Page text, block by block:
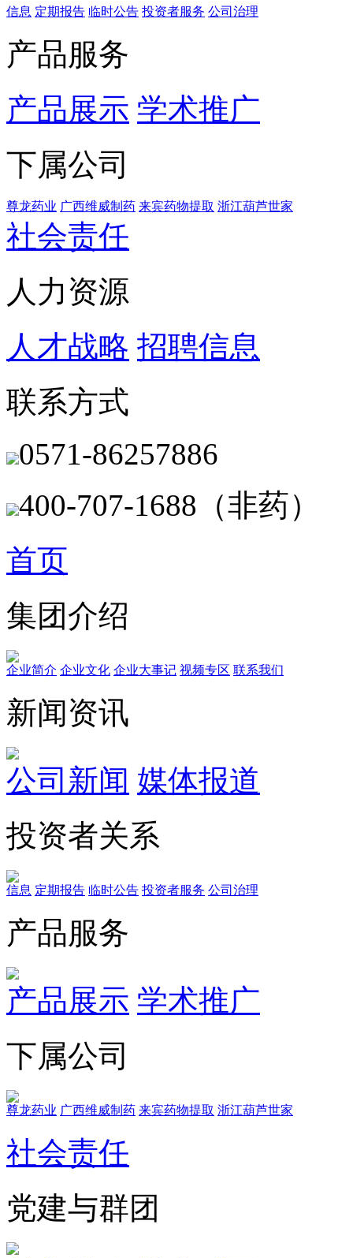
信息 定期报告 临时公告 投资者服务 公司治理
产品服务
产品展示 学术推广
下属公司
尊龙药业 广西维威制药 来宾药物提取 浙江葫芦世家
社会责任
人力资源
人才战略 招聘信息
联系方式
0571-86257886
400-707-1688（非药）
首页
集团介绍
企业简介 企业文化 企业⼤事记 视频专区 联系我们
新闻资讯
公司新闻 媒体报道
投资者关系
信息 定期报告 临时公告 投资者服务 公司治理
产品服务
产品展示 学术推广
下属公司
尊龙药业 广西维威制药 来宾药物提取 浙江葫芦世家
社会责任
党建与群团